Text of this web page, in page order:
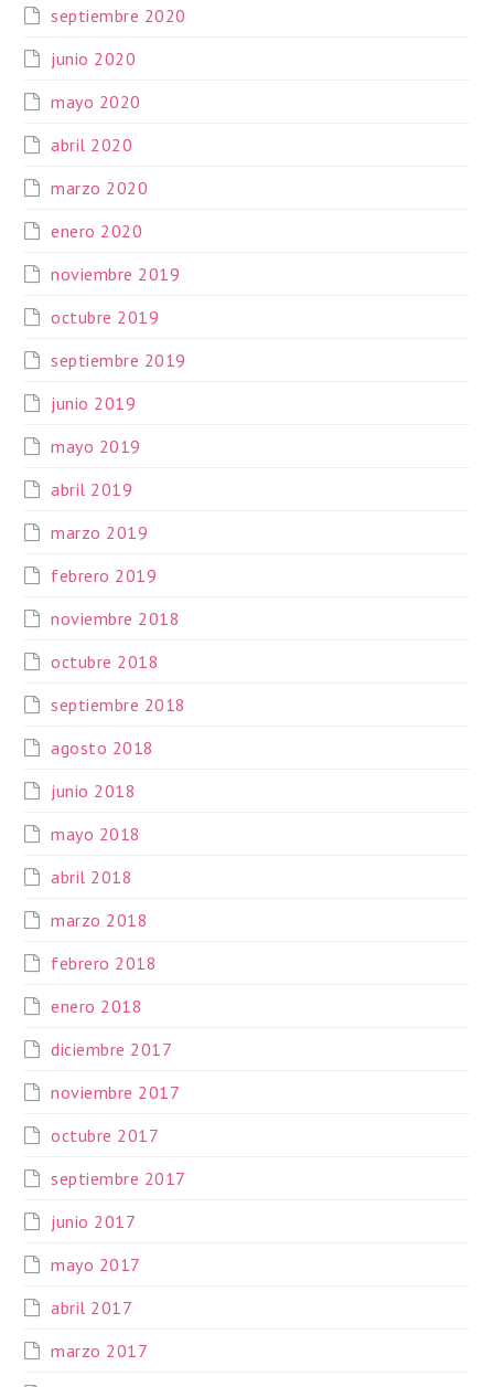
septiembre 2020
junio 2020
mayo 2020
abril 2020
marzo 2020
enero 2020
noviembre 2019
octubre 2019
septiembre 2019
junio 2019
mayo 2019
abril 2019
marzo 2019
febrero 2019
noviembre 2018
octubre 2018
septiembre 2018
agosto 2018
junio 2018
mayo 2018
abril 2018
marzo 2018
febrero 2018
enero 2018
diciembre 2017
noviembre 2017
octubre 2017
septiembre 2017
junio 2017
mayo 2017
abril 2017
marzo 2017